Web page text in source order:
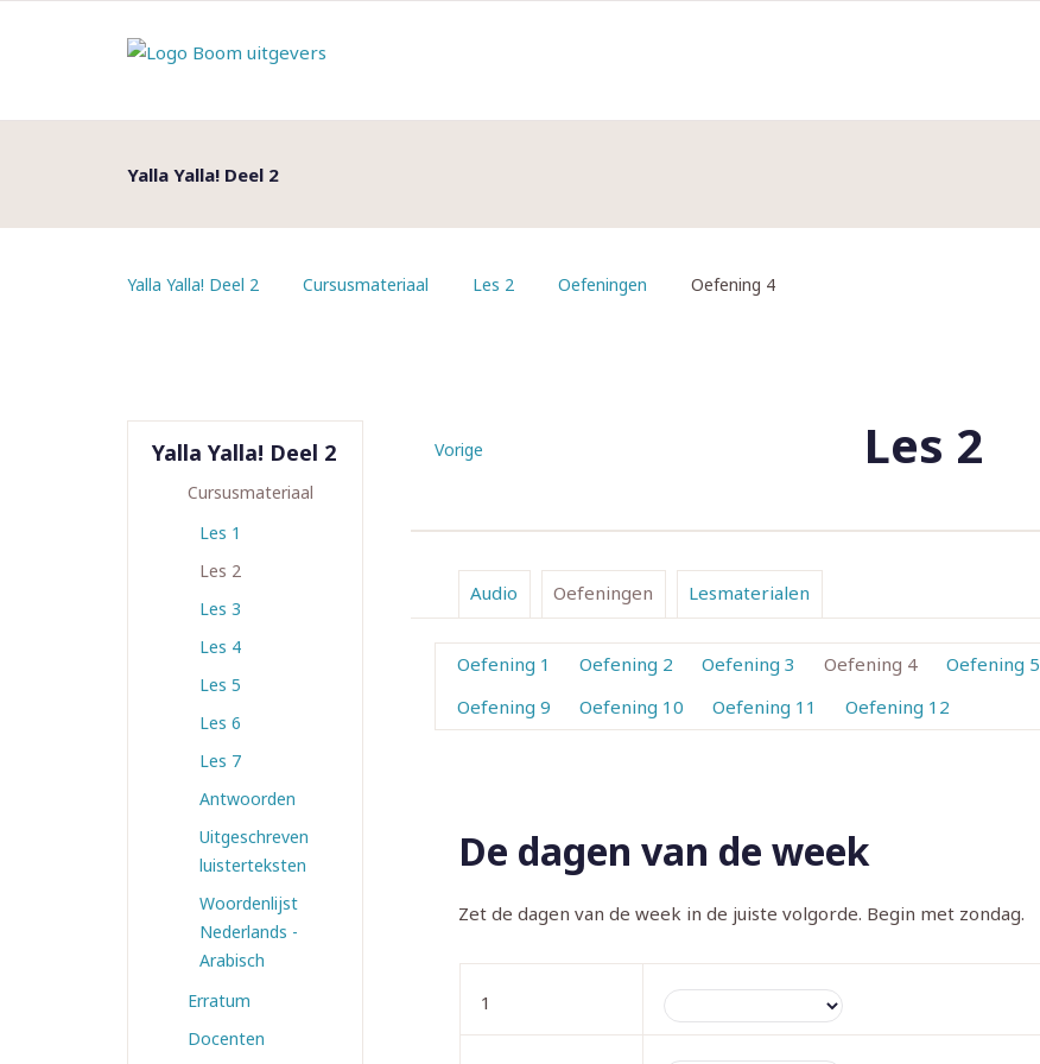
Yalla Yalla! Deel 2
Yalla Yalla! Deel 2 Cursusmateriaal Les 2 Oefeningen Oefening 4
Yalla Yalla! Deel 2
Cursusmateriaal
Les 1
Les 2
Les 3
Les 4
Les 5
Les 6
Les 7
Antwoorden
Uitgeschreven
luisterteksten
Woordenlijst
Nederlands -
Arabisch
Erratum
Docenten
Vorige Les 2
Audio Oefeningen Lesmaterialen
Oefening 1 Oefening 2 Oefening 3 Oefening 4 Oefening 5
Oefening 9
Oefening 10 Oefening 11 Oefening 12
De dagen van de week
Zet de dagen van de week in de juiste volgorde. Begin met zondag.
1